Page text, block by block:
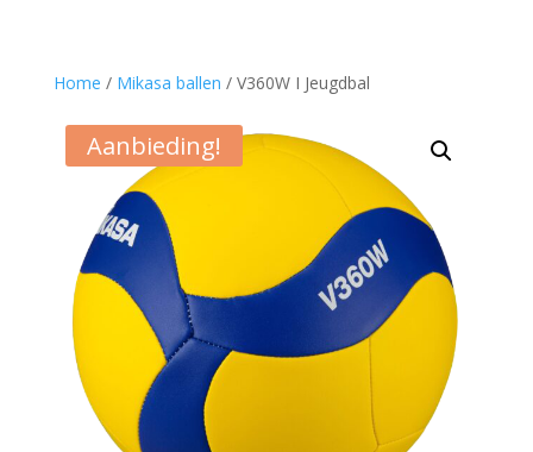
Home / Mikasa ballen / V360W I Jeugdbal
Aanbieding!